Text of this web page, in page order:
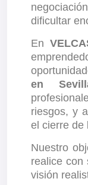
dificultar
En
en
riesgos, y
el cierre de
Nuestro
realice con
visión